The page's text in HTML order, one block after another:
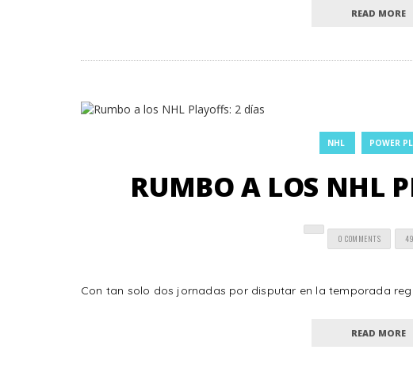
READ MORE
NHL POWER
RUMBO A LOS NHL
0 COMMENTS
Con tan solo dos jornadas por disputar en la temporada
READ MORE